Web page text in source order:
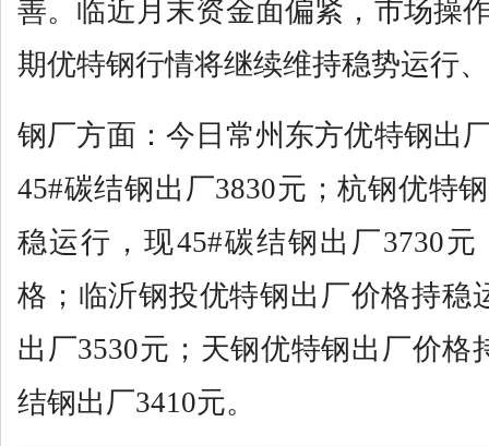
善。临近月末资金面偏紧，市场操
期优特钢行情将继续维持稳势运行
钢厂方面：今日常州东方优特钢出
45#碳结钢出厂3830元；杭钢优特
稳运行，现45#碳结钢出厂3730
格；临沂钢投优特钢出厂价格持稳
出厂3530元；天钢优特钢出厂价格
结钢出厂3410元。